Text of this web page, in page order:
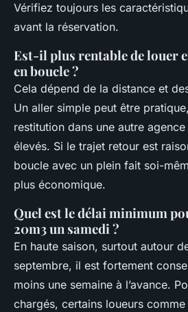
Vérifiez toujours les
avant la réservation.
Est-il plus rentable de louer
en boucle ?
Cela dépend de la distance et
Un aller simple peut être
restitution dans une autre
élevés. Si le trajet retour est
boucle avec un plein fait soi-
plus économique.
Quel est le délai minimum
20m3 un samedi ?
En haute saison, surtout autour
septembre, il est fortement
moins une semaine à l’avance.
chargés, certains loueurs